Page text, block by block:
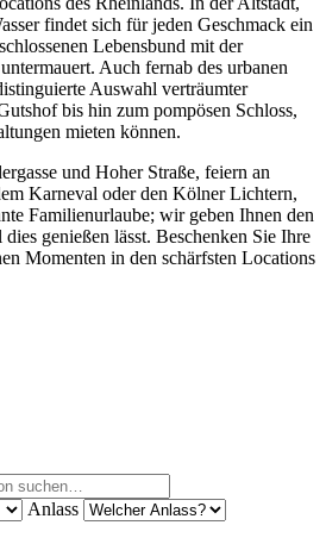
findet sich für jeden Geschmack ein
Lebensbund mit der
Auch fernab des urbanen
Auswahl verträumter
bis hin zum pompösen Schloss,
mieten können.
und Hoher Straße, feiern an
Karneval oder den Kölner Lichtern,
Familienurlaube; wir geben Ihnen den
genießen lässt. Beschenken Sie Ihre
Momenten in den schärfsten Locations
Anlass